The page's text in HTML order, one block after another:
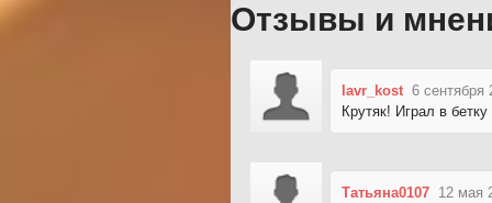
Отзывы и
lavr_kost 6 сентября
Крутяк! Играл в
Татьяна0107 12 мая